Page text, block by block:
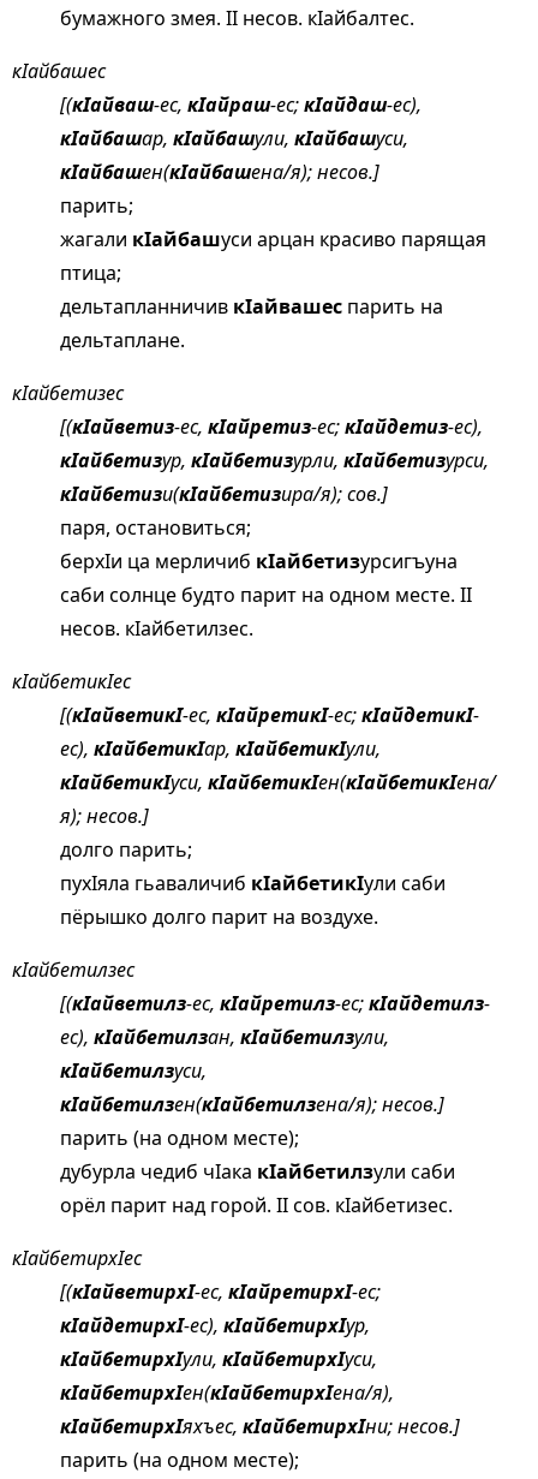
бумажного змея. II несов. кIайбалтес.
кIайбашес
[(кIайваш-ес, кIайраш-ес;кIайдаш-ес),
кIайбашар, кIайбашули, кIайбашуси,
кIайбашен(кIайбашена/я); несов.]
парить;
жагали кIайбашуси арцан красиво парящая
птица;
дельтапланничив кIайвашес парить на
дельтаплане.
кIайбетизес
[(кIайветиз-ес, кIайретиз-ес;кIайдетиз-ес),
кIайбетизур, кIайбетизурли, кIайбетизурси,
кIайбетизи(кIайбетизира/я); сов.]
паря, остановиться;
берхIи ца мерличиб кIайбетизурсигъуна
саби солнце будто парит на одном месте. II
несов. кIайбетилзес.
кIайбетикIес
[(кIайветикI-ес, кIайретикI-ес;кIайдетикI-
ес), кIайбетикIар, кIайбетикIули,
кIайбетикIуси, кIайбетикIен(кIайбетикIена/
я); несов.]
долго парить;
пухIяла гьаваличиб кIайбетикIули саби
пёрышко долго парит на воздухе.
кIайбетилзес
[(кIайветилз-ес, кIайретилз-ес;кIайдетилз-
ес), кIайбетилзан, кIайбетилзули,
кIайбетилзуси,
кIайбетилзен(кIайбетилзена/я); несов.]
парить (на одном месте);
дубурла чедиб чIака кIайбетилзули саби
орёл парит над горой. II сов. кIайбетизес.
кIайбетирхIес
[(кIайветирхI-ес, кIайретирхI-ес;
кIайдетирхI-ес), кIайбетирхIур,
кIайбетирхIули, кIайбетирхIуси,
кIайбетирхIен(кIайбетирхIена/я),
кIайбетирхIяхъес, кIайбетирхIни; несов.]
парить (на одном месте);